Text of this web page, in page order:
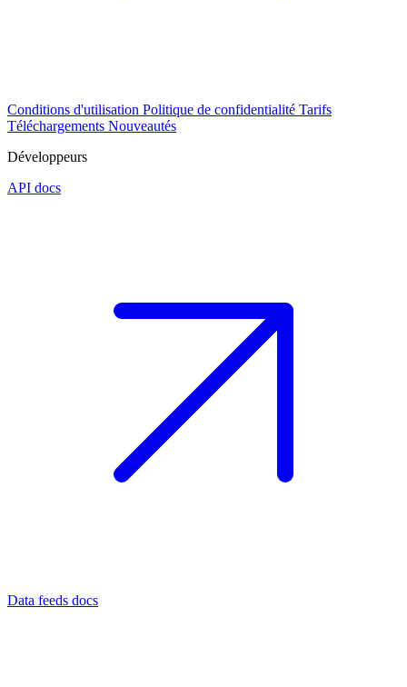
Conditions d'utilisation Politique de confidentialité Tarifs
Téléchargements Nouveautés
Développeurs
API docs
Data feeds docs